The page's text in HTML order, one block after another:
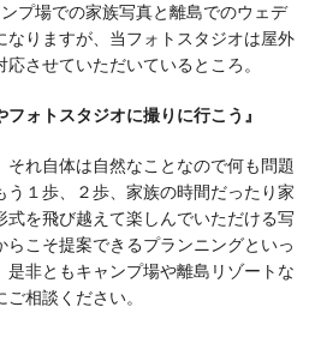
プ場での家族写真と離島でのウェデ
なりますが、当フォトスタジオは屋外
させていただいているところ。
フォトスタジオに撮りに行こう』
それ自体は自然なことなので何も問題
う１歩、２歩、家族の時間だったり家
を飛び越えて楽しんでいただける写
こそ提案できるプランニングといっ
是非ともキャンプ場や離島リゾートな
相談ください。